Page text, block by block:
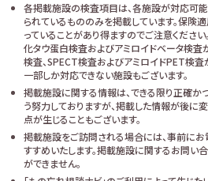
各掲載施設の検査項目は、各施設が対応可
られているもののみを掲載しています。保険
っていることがあり得ますのでご注意くださ
化タウ蛋白検査およびアミロイドベータ検査
検査、SPECT検査およびアミロイドPET検査
一部しか対応できない施設もございます。
掲載施設に関する情報は、できる限り正確か
う努力しておりますが、掲載した情報が後に
点が生じることもございます。
掲載施設をご訪問される場合には、事前に
すすめいたします。掲載施設に関するお問い
ができません。